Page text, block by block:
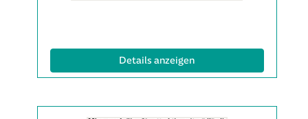
Details anzeigen(ID: 2061863)